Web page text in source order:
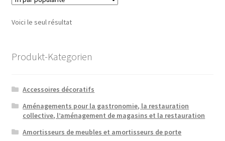
Voici le seul résultat
Produkt-Kategorien
Accessoires décoratifs
Aménagements pour la gastronomie, la restauration
collective, l’aménagement de magasins et la restauration
Amortisseurs de meubles et amortisseurs de porte